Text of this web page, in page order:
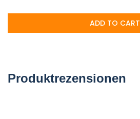
Produktrezensionen
ADD TO CART